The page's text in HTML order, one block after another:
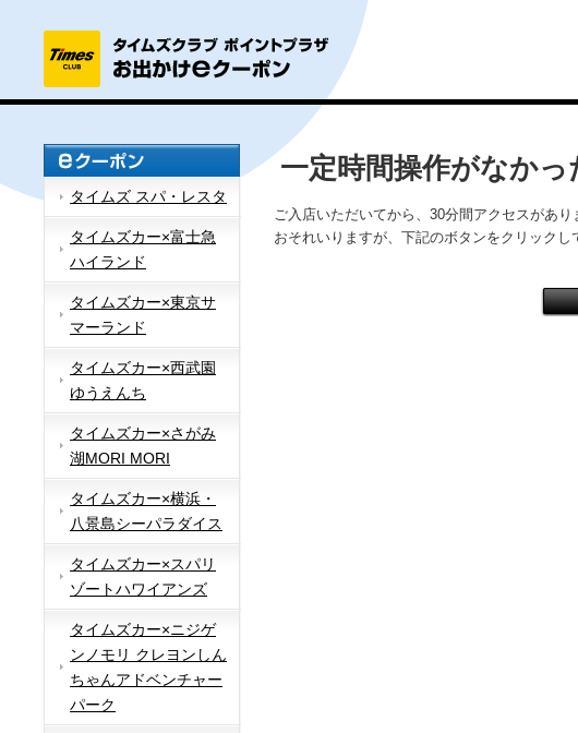
タイムズ スパ・レスタ
タイムズカー×富士急
ハイランド
タイムズカー×東京サ
マーランド
タイムズカー×西武園
ゆうえんち
タイムズカー×さがみ
湖MORI MORI
タイムズカー×横浜・
八景島シーパラダイス
タイムズカー×スパリ
ゾートハワイアンズ
タイムズカー×ニジゲ
ンノモリ クレヨンしん
ちゃんアドベンチャー
パーク
一定時間操作がなか
ご入店いただいてから、30分間アクセスがあ
おそれいりますが、下記のボタンをクリックし